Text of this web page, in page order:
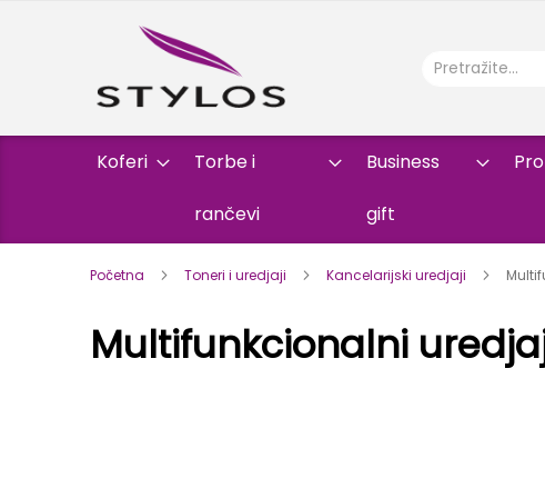
Koferi Torbe i
rančevi
Business
gift
Početna Toneri i uredjaji Kancelarijski uredjaji
Multifunkcionalni